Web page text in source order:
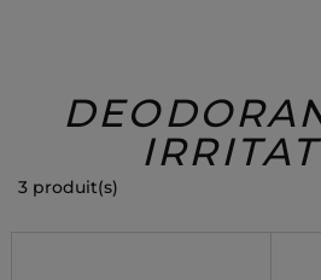
Beauty
3 produit(s)